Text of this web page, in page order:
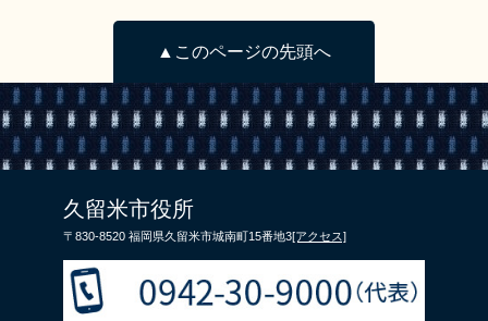
閉じる
▲このページの先頭へ
久留米市役所
〒830-8520 福岡県久留米市城南町15番地3[アクセス]